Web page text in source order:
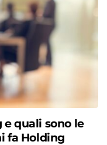
e quali sono le
fa Holding